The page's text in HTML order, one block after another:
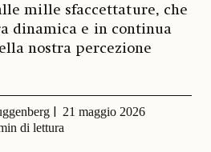
mille sfaccettature, che
dinamica e in continua
nostra percezione
21 maggio 2026
di lettura